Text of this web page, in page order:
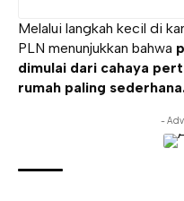
Melalui langkah kecil di
PLN menunjukkan bahwa
dimulai dari cahaya
rumah paling
-